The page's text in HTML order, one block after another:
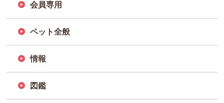
会員専用
ペット全般
情報
図鑑